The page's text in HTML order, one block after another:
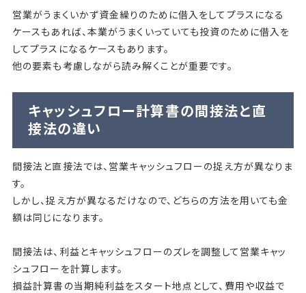
営業がうまくいかず資金繰りのために借入をしてプラスになる
ケースもあれば、本業がうまくいっていても投資のために借入を
してプラスになるケースもあります。
他の要素も考慮しながら読み解くことが重要です。
キャッシュフロー計算書の間接法と直
接法の違い
間接法と直接法では、営業キャッシュフローの捉え方が異なりま
す。
しかし、捉え方が異なるだけなので、どちらの方法を用いても金
額は同じになります。
間接法は、利益とキャッシュフローのズレを調整して営業キャッ
シュフローを計算します。
損益計算書の当期純利益をスタート地点として、費用や収益で